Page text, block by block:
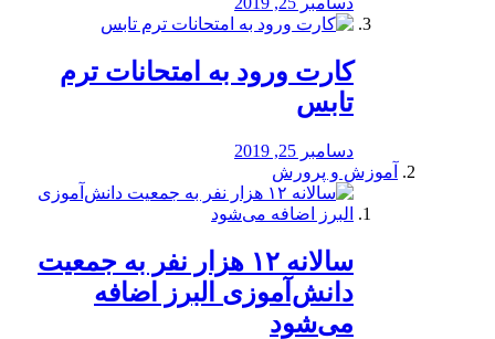
کارت ورود به امتحانات ترم
تابس
دسامبر 25, 2019
آموزش و پرورش
️سالانه ۱۲ هزار نفر به جمعیت
دانش‌آموزی البرز اضافه
می‌شود